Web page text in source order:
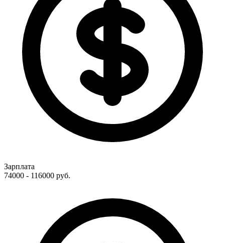
Зарплата
74000 - 116000 руб.